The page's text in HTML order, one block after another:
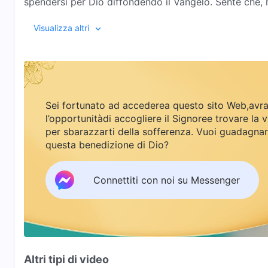
portato da Lui nel Regno dei Cieli. Ma poi il figlio di
compiere i propri doveri. Attraverso quello che i
parola di Dio, Song Enze si rende conto che tutti gli
inizialmente un tentativo di barattare per ottenere la
essere una persona obbediente verso Dio. Alla fine,
propria indole corrotta, a diventare davvero
Visualizza altri
Sei fortunato ad accederea questo sito
l’opportunitàdi accogliere il Signoree trovare la
per sbarazzarti della sofferenza. Vuoi
questa benedizione di Dio?
Connettiti con noi su Messenger
Altri tipi di video